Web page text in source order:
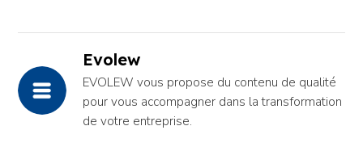
Evolew
EVOLEW vous propose du contenu de qualité
pour vous accompagner dans la transformation
de votre entreprise.